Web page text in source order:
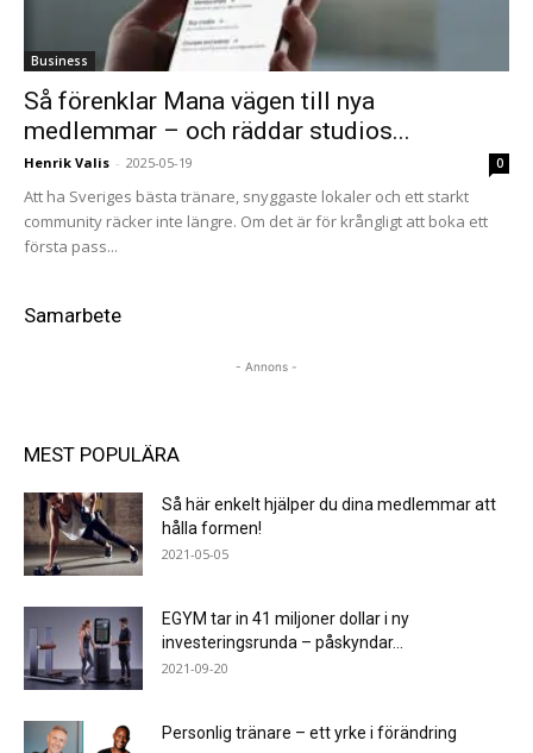
Business
Så förenklar Mana vägen till nya
medlemmar – och räddar studios...
Henrik Valis - 2025-05-19 0
Att ha Sveriges bästa tränare, snyggaste lokaler och ett starkt
community räcker inte längre. Om det är för krångligt att boka ett
första pass...
Samarbete
- Annons -
MEST POPULÄRA
Så här enkelt hjälper du dina medlemmar att
hålla formen!
2021-05-05
EGYM tar in 41 miljoner dollar i ny
investeringsrunda – påskyndar...
2021-09-20
Personlig tränare – ett yrke i förändring